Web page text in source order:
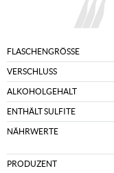
FLASCHENGRÖSSE
VERSCHLUSS
ALKOHOLGEHALT
ENTHÄLT SULFITE
NÄHRWERTE
PRODUZENT